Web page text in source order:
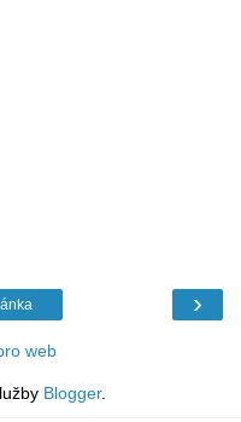
›
web
Blogger.